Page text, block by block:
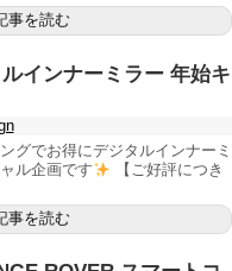
事を読む
インナーミラー 年始キ
グでお得にデジタルインナーミ
ル企画です
【ご好評につき
事を読む